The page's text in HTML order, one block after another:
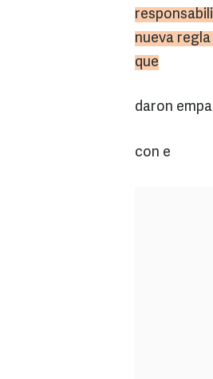
nueva
que
daron
con e